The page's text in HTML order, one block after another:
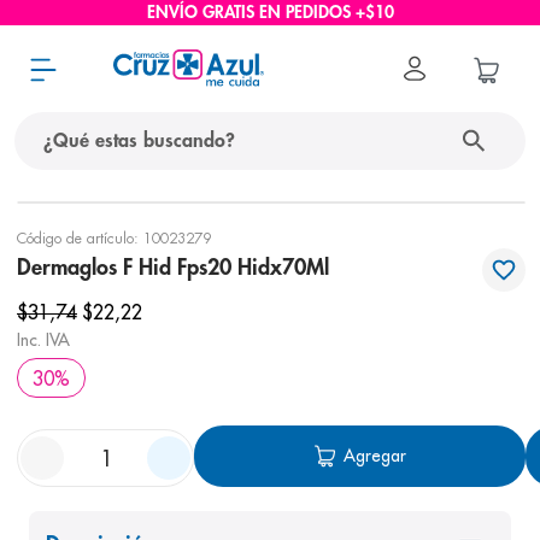
ENVÍO GRATIS EN PEDIDOS +$10
Código de artículo: 10023279
Dermaglos F Hid Fps20 Hidx70Ml
$31,74 $22,22
Inc. IVA
30%
Agregar
términos más buscados
1. protector solar
2. pañales
3.
4. cerave
6. bioderma